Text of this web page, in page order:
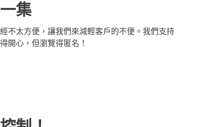
集
不太方便，讓我們來減輕客戶的不便。我們支持
開心，但瀏覽得匿名！